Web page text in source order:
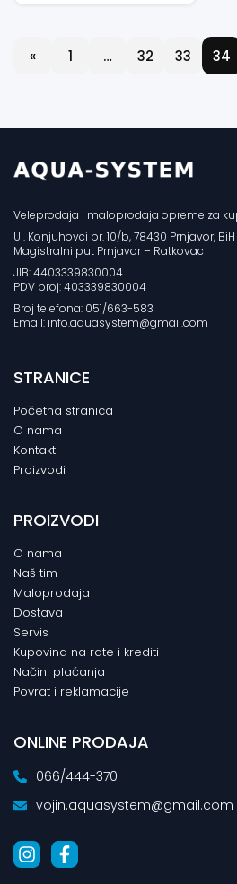
« 1 … 32 33 34
Veleprodaja i maloprodaja opreme za
Ul. Konjuhovci br. 10/b, 78430 Prnjavor, BiH
Magistralni put Prnjavor – Ratkovac
JIB: 4403339830004
PDV broj: 403339830004
Broj telefona: 051/663-583
Email: info.aquasystem@gmail.com
STRANICE
Početna stranica
O nama
Kontakt
Proizvodi
PROIZVODI
O nama
Naš tim
Maloprodaja
Dostava
Servis
Kupovina na rate i krediti
Načini plaćanja
Povrat i reklamacije
ONLINE PRODAJA
066/444-370
vojin.aquasystem@gmail.com